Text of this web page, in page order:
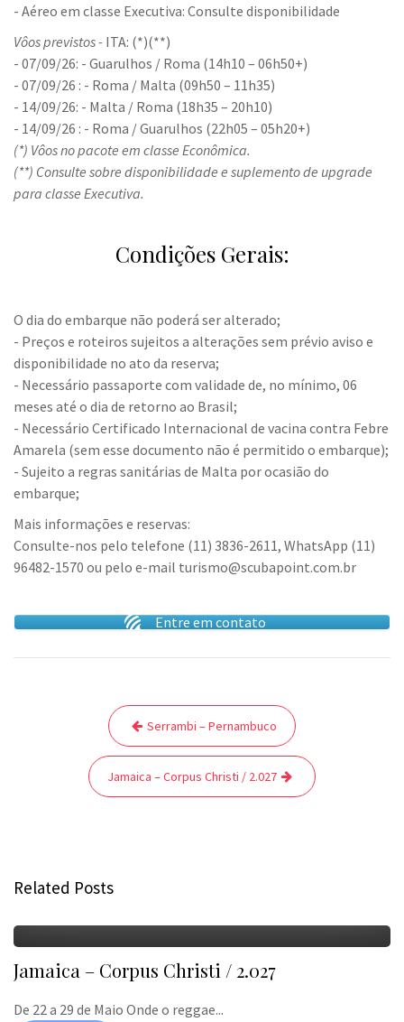
- Aéreo em classe Executiva: Consulte disponibilidade
Vôos previstos - ITA: (*)(**)
- 07/09/26: - Guarulhos / Roma (14h10 – 06h50+)
- 07/09/26 : - Roma / Malta (09h50 – 11h35)
- 14/09/26: - Malta / Roma (18h35 – 20h10)
- 14/09/26 : - Roma / Guarulhos (22h05 – 05h20+)
(*) Vôos no pacote em classe Econômica.
(**) Consulte sobre disponibilidade e suplemento de upgrade
para classe Executiva.
Condições Gerais:
O dia do embarque não poderá ser alterado;
- Preços e roteiros sujeitos a alterações sem prévio aviso e
disponibilidade no ato da reserva;
- Necessário passaporte com validade de, no mínimo, 06
meses até o dia de retorno ao Brasil;
- Necessário Certificado Internacional de vacina contra Febre
Amarela (sem esse documento não é permitido o embarque);
- Sujeito a regras sanitárias de Malta por ocasião do
embarque;
Mais informações e reservas:
Consulte-nos pelo telefone (11) 3836-2611, WhatsApp (11)
96482-1570 ou pelo e-mail turismo@scubapoint.com.br
Entre em contato
navigation
Serrambi – Pernambuco
Jamaica – Corpus Christi / 2.027
Related Posts
Jamaica – Corpus Christi / 2.027
De 22 a 29 de Maio Onde o reggae...